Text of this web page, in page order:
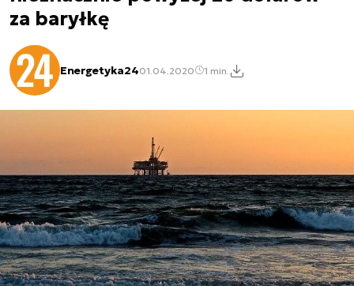
za baryłkę
Energetyka2401.04.2020 1 min.